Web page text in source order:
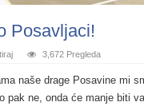
Posavljaci!
3,672 Pregleda
naše drage Posavine mi
pak ne, onda će manje biti